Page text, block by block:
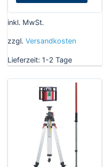
inkl. MwSt.
zzgl. Versandkosten
Lieferzeit: 1-2 Tage